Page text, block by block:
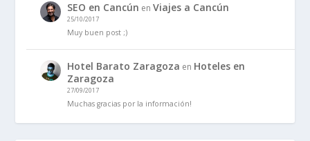
SEO en Cancún enViajes a Cancún
25/10/2017
Muy buen post ;)
Hotel Barato Zaragoza en Hoteles en
Zaragoza
27/09/2017
Muchas gracias por la información!